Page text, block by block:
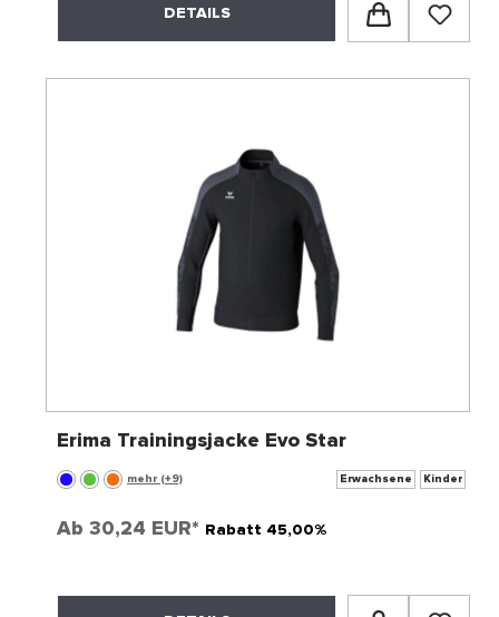
DETAILS
Erima Trainingsjacke Evo Star
mehr (+9) Erwachsene Kinder
Ab 30,24 EUR* Rabatt 45,00%